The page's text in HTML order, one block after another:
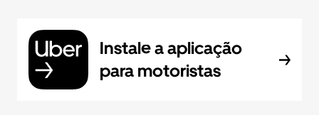
Instale a aplicação
para motoristas